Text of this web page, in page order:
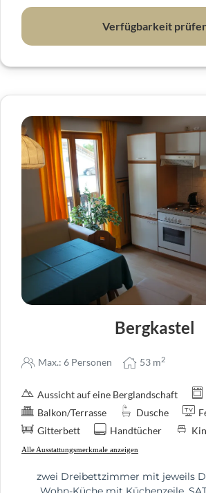
Verfügbarkeit
Bergkastel
Max.: 6 Personen 53 m2
Aussicht auf eine Berglandschaft
Balkon/Terrasse
Dusche
Gitterbett
Handtücher
Alle Ausstattungsmerkmale anzeigen
zwei Dreibettzimmer mit jeweils